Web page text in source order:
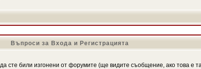
Въпроси за Входа и Регистрацията
сте били изгонени от форумите (ще видите съобщение, ако това е